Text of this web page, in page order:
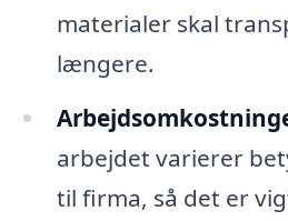
materialer skal
længere.
arbejdet varierer
til firma, så det er